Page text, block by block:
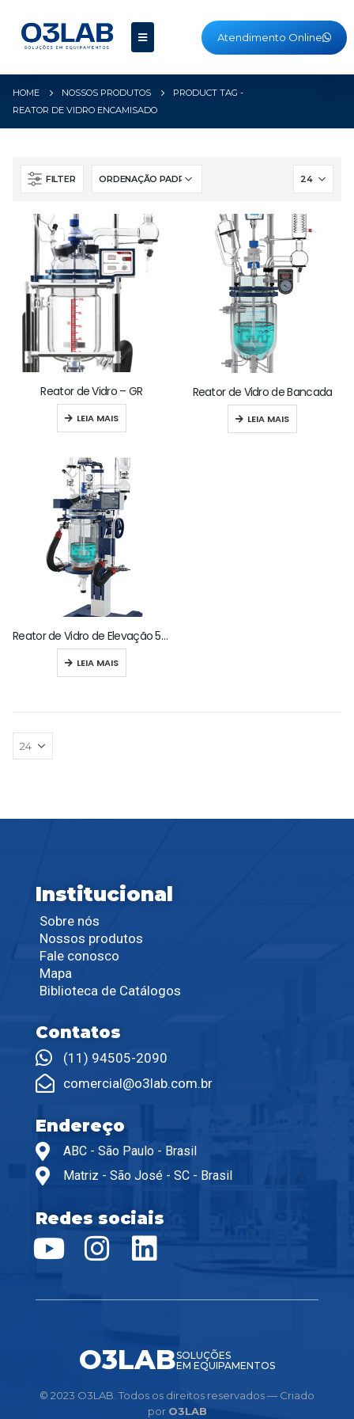
Atendimento Online
HOME NOSSOS PRODUTOS
PRODUCT TAG -
REATOR DE VIDRO ENCAMISADO
FILTER
Reator de Vidro – GR
LEIA MAIS
Reator de Vidro de Bancada
LEIA MAIS
Reator de Vidro de Elevação 5L / 10L / 20L / 30L / 50L (Série GRL)
LEIA MAIS
Institucional
Sobre nós
Nossos produtos
Fale conosco
Mapa
Biblioteca de Catálogos
Contatos
(11) 94505-2090
comercial@o3lab.com.br
Endereço
ABC - São Paulo - Brasil
Matriz - São José - SC - Brasil
Redes sociais
O3LABSOLUÇÕES
EM EQUIPAMENTOS
© 2023 O3LAB. Todos os direitos reservados — Criado
por O3LAB